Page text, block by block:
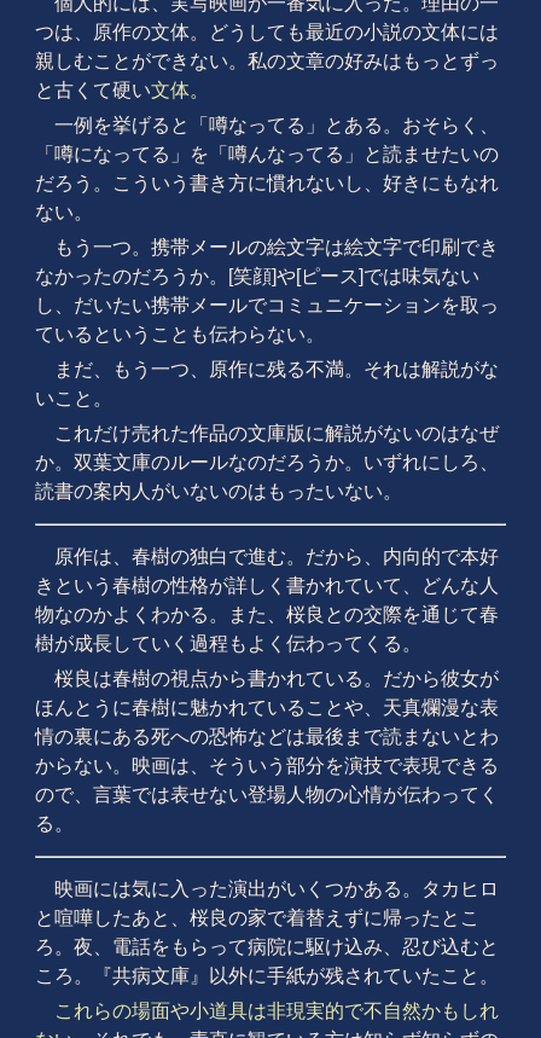
つは、原作の文体。どうしても最近の小説の文体には
親しむことができない。私の文章の好みはもっとずっ
と古くて硬い文体。
一例を挙げると「噂なってる」とある。おそらく、
「噂になってる」を「噂んなってる」と読ませたいの
だろう。こういう書き方に慣れないし、好きにもなれ
ない。
もう一つ。携帯メールの絵文字は絵文字で印刷でき
なかったのだろうか。[笑顔]や[ピース]では味気ない
し、だいたい携帯メールでコミュニケーションを取っ
ているということも伝わらない。
まだ、もう一つ、原作に残る不満。それは解説がな
いこと。
これだけ売れた作品の文庫版に解説がないのはなぜ
か。双葉文庫のルールなのだろうか。いずれにしろ、
読書の案内人がいないのはもったいない。
原作は、春樹の独白で進む。だから、内向的で本好
きという春樹の性格が詳しく書かれていて、どんな人
物なのかよくわかる。また、桜良との交際を通じて春
樹が成長していく過程もよく伝わってくる。
桜良は春樹の視点から書かれている。だから彼女が
ほんとうに春樹に魅かれていることや、天真爛漫な表
情の裏にある死への恐怖などは最後まで読まないとわ
からない。映画は、そういう部分を演技で表現できる
ので、言葉では表せない登場人物の心情が伝わってく
る。
映画には気に入った演出がいくつかある。タカヒロ
と喧嘩したあと、桜良の家で着替えずに帰ったとこ
ろ。夜、電話をもらって病院に駆け込み、忍び込むと
ころ。『共病文庫』以外に手紙が残されていたこと。
これらの場面や小道具は非現実的で不自然かもしれ